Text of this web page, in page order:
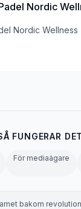
Nordic
Nordic Wellness
FUNGERAR DET
För mediaägare
bakom